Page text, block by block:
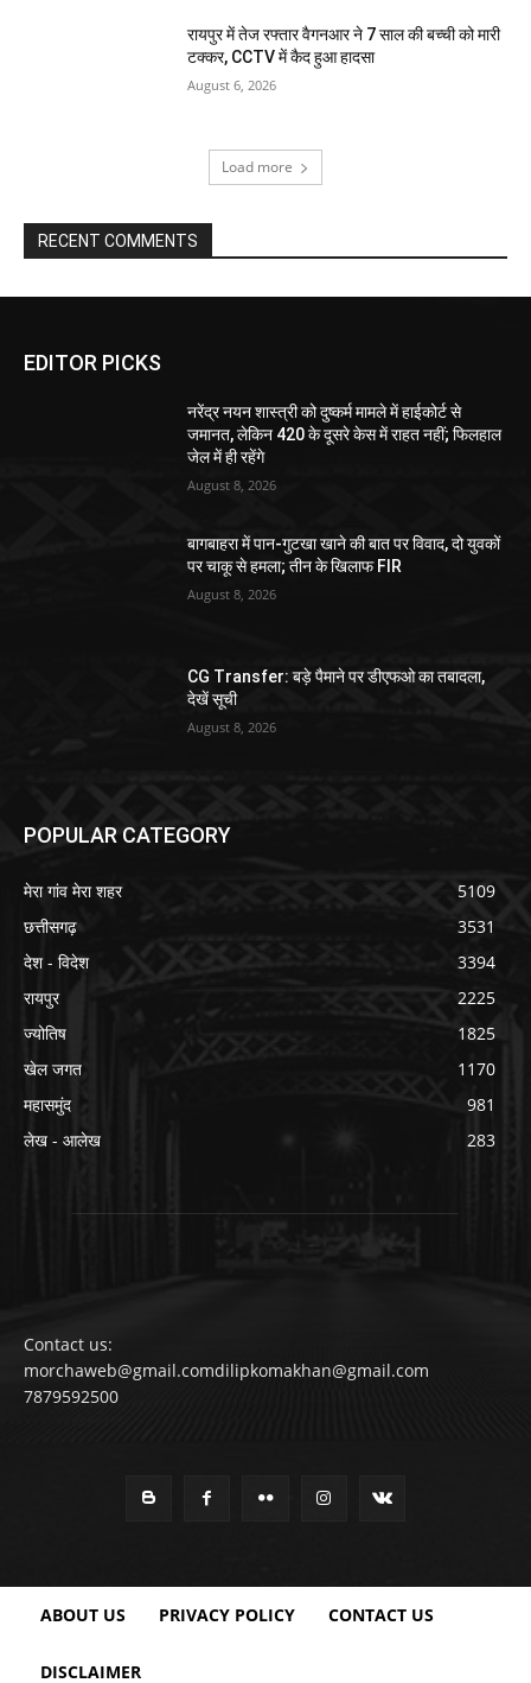
रायपुर में तेज रफ्तार वैगनआर ने 7 साल की बच्ची को मारी
टक्कर, CCTV में कैद हुआ हादसा
August 6, 2026
Load more
RECENT COMMENTS
EDITOR PICKS
नरेंद्र नयन शास्त्री को दुष्कर्म मामले में हाईकोर्ट से
जमानत, लेकिन 420 के दूसरे केस में राहत नहीं; फिलहाल
जेल में ही रहेंगे
August 8, 2026
बागबाहरा में पान-गुटखा खाने की बात पर विवाद, दो युवकों
पर चाकू से हमला; तीन के खिलाफ FIR
August 8, 2026
CG Transfer: बड़े पैमाने पर डीएफओ का तबादला,
देखें सूची
August 8, 2026
POPULAR CATEGORY
मेरा गांव मेरा शहर
5109
छत्तीसगढ़
3531
देश - विदेश
3394
रायपुर
2225
ज्योतिष
1825
खेल जगत
1170
महासमुंद
981
लेख - आलेख
283
Contact us:
morchaweb@gmail.comdilipkomakhan@gmail.com
7879592500
ABOUT US PRIVACY POLICY CONTACT US
DISCLAIMER